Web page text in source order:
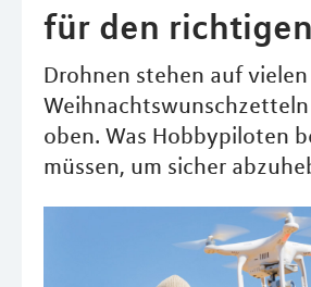
für den
Drohnen stehen auf vielen
oben. Was Hobbypiloten
müssen, um sicher